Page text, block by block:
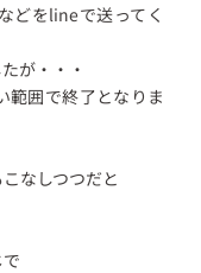
どをlineで送ってく
が・・・
範囲で終了となりま
なしつつだと